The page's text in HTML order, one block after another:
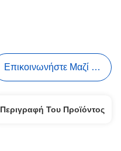
Επικοινωνήστε Μαζί Μας
Περιγραφή Του Προϊόντος